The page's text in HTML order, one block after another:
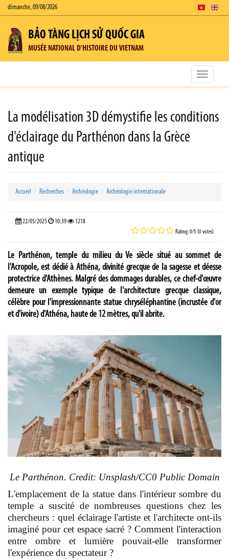
dimanche, 09/08/2026
BẢO TÀNG LỊCH SỬ QUỐC GIA
MUSÉE NATIONAL D'HISTOIRE DU VIETNAM
Toggle
La modélisation 3D démystifie les conditions
d'éclairage du Parthénon dans la Grèce
antique
Accueil Recherches Archéologie Archéologie internationale
22/05/2025 10:39 1218
Rating: 0/5 (0 votes)
Le Parthénon, temple du milieu du Ve siècle situé au sommet de
l'Acropole, est dédié à Athéna, divinité grecque de la sagesse et déesse
protectrice d'Athènes. Malgré des dommages durables, ce chef-d'œuvre
demeure un exemple typique de l'architecture grecque classique,
célèbre pour l'impressionnante statue chryséléphantine (incrustée d'or
et d'ivoire) d'Athéna, haute de 12 mètres, qu'il abrite.
Le Parthénon. Credit: Unsplash/CC0 Public Domain
L'emplacement de la statue dans l'intérieur sombre du
temple a suscité de nombreuses questions chez les
chercheurs : quel éclairage l'artiste et l'architecte ont-ils
imaginé pour cet espace sacré ? Comment l'interaction
entre ombre et lumière pouvait-elle transformer
l'expérience du spectateur ?